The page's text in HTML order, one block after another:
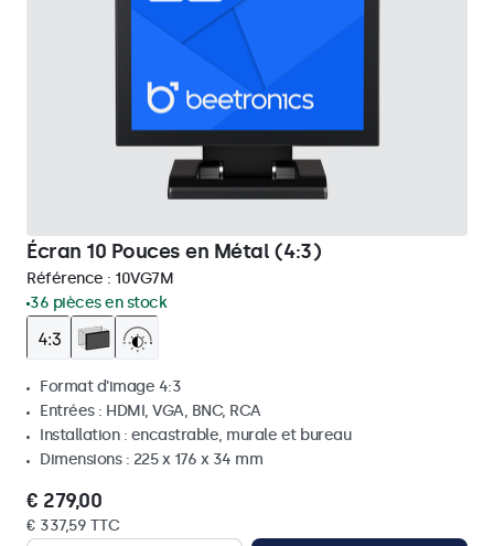
Écran 10 Pouces en Métal (4:3)
Référence : 10VG7M
36 pièces en stock
Format d'image 4:3
Entrées : HDMI, VGA, BNC, RCA
Installation : encastrable, murale et bureau
Dimensions : 225 x 176 x 34 mm
€ 279,00
€ 337,59 TTC